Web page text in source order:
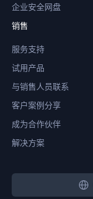
企业安全网盘
销售
服务支持
试用产品
与销售人员联系
客户案例分享
成为合作伙伴
解决方案